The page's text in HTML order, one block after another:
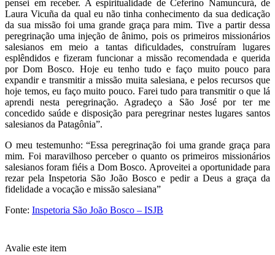
pensei em receber. A espiritualidade de Ceferino Namuncurá, de
Laura Vicuña da qual eu não tinha conhecimento da sua dedicação
da sua missão foi uma grande graça para mim. Tive a partir dessa
peregrinação uma injeção de ânimo, pois os primeiros missionários
salesianos em meio a tantas dificuldades, construíram lugares
esplêndidos e fizeram funcionar a missão recomendada e querida
por Dom Bosco. Hoje eu tenho tudo e faço muito pouco para
expandir e transmitir a missão muita salesiana, e pelos recursos que
hoje temos, eu faço muito pouco. Farei tudo para transmitir o que lá
aprendi nesta peregrinação. Agradeço a São José por ter me
concedido saúde e disposição para peregrinar nestes lugares santos
salesianos da Patagônia”.
O meu testemunho: “Essa peregrinação foi uma grande graça para
mim. Foi maravilhoso perceber o quanto os primeiros missionários
salesianos foram fiéis a Dom Bosco. Aproveitei a oportunidade para
rezar pela Inspetoria São João Bosco e pedir a Deus a graça da
fidelidade a vocação e missão salesiana”
Fonte: Inspetoria São João Bosco – ISJB
Avalie este item